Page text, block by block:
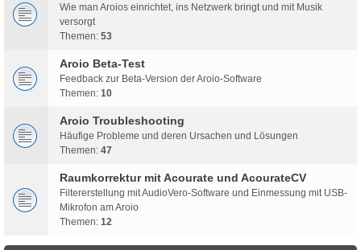
Wie man Aroios einrichtet, ins Netzwerk bringt und mit Musik
versorgt
Themen: 53
Aroio Beta-Test
Feedback zur Beta-Version der Aroio-Software
Themen: 10
Aroio Troubleshooting
Häufige Probleme und deren Ursachen und Lösungen
Themen: 47
Raumkorrektur mit Acourate und AcourateCV
Filtererstellung mit AudioVero-Software und Einmessung mit USB-
Mikrofon am Aroio
Themen: 12